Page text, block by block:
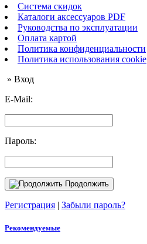
Система скидок
Каталоги аксессуаров PDF
Руководства по эксплуатации
Оплата картой
Политика конфиденциальности
Политика использования cookie
» Вход
E-Mail:
Пароль:
Продолжить
Регистрация | Забыли пароль?
Рекомендуемые